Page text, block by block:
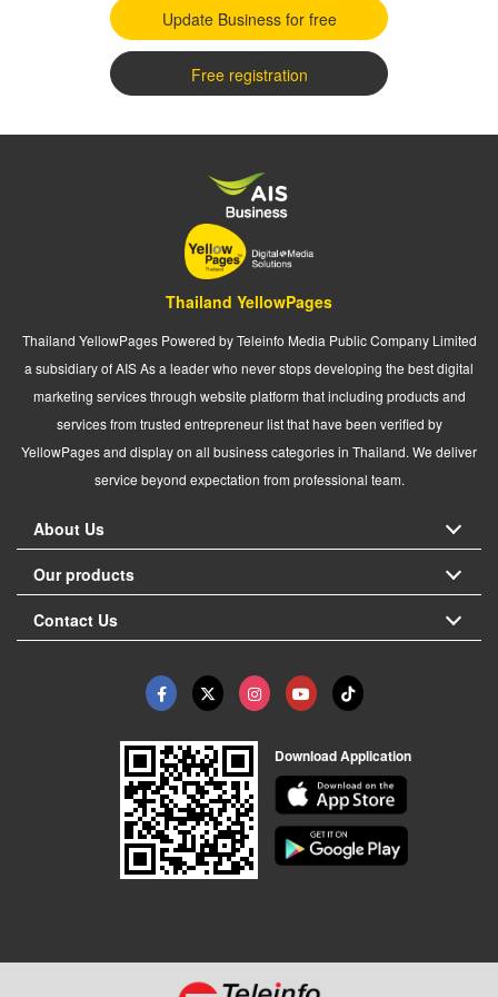
Update Business for free
Free registration
Thailand YellowPages
Thailand YellowPages Powered by Teleinfo Media Public Company Limited
a subsidiary of AIS As a leader who never stops developing the best digital
marketing services through website platform that including products and
services from trusted entrepreneur list that have been verified by
YellowPages and display on all business categories in Thailand. We deliver
service beyond expectation from professional team.
About Us
Our products
Contact Us
Download Application